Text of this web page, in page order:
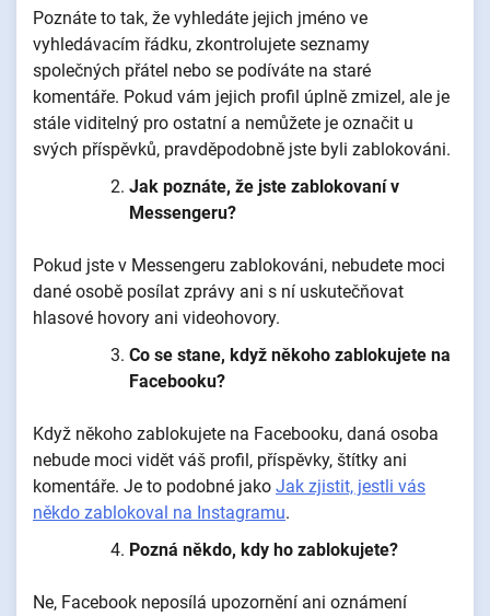
Poznáte to tak, že vyhledáte jejich jméno ve
vyhledávacím řádku, zkontrolujete seznamy
společných přátel nebo se podíváte na staré
komentáře. Pokud vám jejich profil úplně zmizel, ale je
stále viditelný pro ostatní a nemůžete je označit u
svých příspěvků, pravděpodobně jste byli zablokováni.
Jak poznáte, že jste zablokovaní v
Messengeru?
Pokud jste v Messengeru zablokováni, nebudete moci
dané osobě posílat zprávy ani s ní uskutečňovat
hlasové hovory ani videohovory.
Co se stane, když někoho zablokujete na
Facebooku?
Když někoho zablokujete na Facebooku, daná osoba
nebude moci vidět váš profil, příspěvky, štítky ani
komentáře. Je to podobné jako Jak zjistit, jestli vás
někdo zablokoval na Instagramu.
Pozná někdo, kdy ho zablokujete?
Ne, Facebook neposílá upozornění ani oznámení